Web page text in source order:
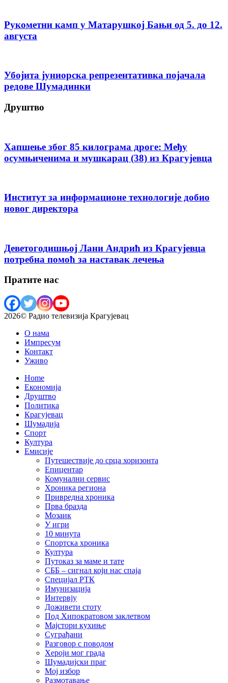
Рукометни камп у Матарушкој Бањи од 5. до 12.
августа
Убојита јуниорска репрезентативка појачала
редове Шумадинки
Друштво
Хапшење због 85 килограма дроге: Међу
осумњиченима и мушкарац (38) из Крагујевца
Институт за информационе технологије добио
новог директора
Деветогодишњој Лани Андрић из Крагујевца
потребна помоћ за наставак лечења
Пратите нас
2026© Радио телевизија Крагујевац
О нама
Импресум
Контакт
Уживо
Home
Економија
Друштво
Политика
Крагујевац
Шумадија
Спорт
Култура
Емисије
Путешествије до срца хоризонта
Епицентар
Комунални сервис
Хроника региона
Привредна хроника
Прва бразда
Мозаик
У игри
10 минута
Спортска хроника
Култура
Путоказ за маме и тате
СББ – сигнал који нас спаја
Специјал РТК
Имунизација
Интервју
Доживети стоту
Под Хипократовом заклетвом
Мајстори кухиње
Суграђани
Разговор с поводом
Хероји мог града
Шумадијски праг
Мој избор
Размотавање